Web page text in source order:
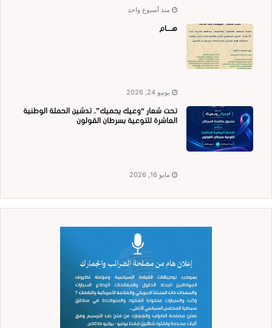
منذ أسبوع واحد
هــــام
يونيو 24, 2026
تحت شعار “وعيك يحميك”.. تدشين الحملة الوطنية
العاشرة للتوعية بسرطان القولون
مايو 16, 2026